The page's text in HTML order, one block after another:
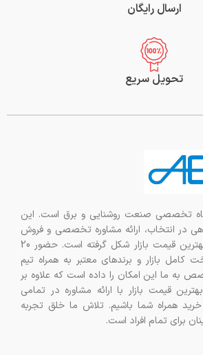
ارسال رایگان
تحویل سریع
تخصصی صنعت روشنایی و برق است. این
در انتخاب، ارائه مشاوره تخصصی و فروش
محصولات متنوع با بهترین قیمت بازار شکل گرفته است. حضور 20
کامل بازار و برندهای معتبر به همراه تیم
به ما این امکان را داده است که علاوه بر
قیمت بازار با ارائه مشاوره در تمامی
همراه شما باشیم. تلاش ما خلق تجربه
برای تمام افراد است.